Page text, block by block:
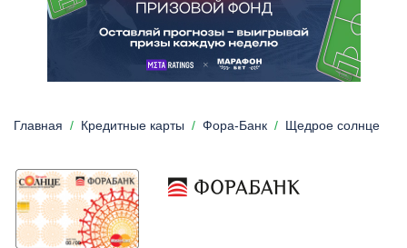
Главная Кредитные карты Фора-Банк Щедрое солнце